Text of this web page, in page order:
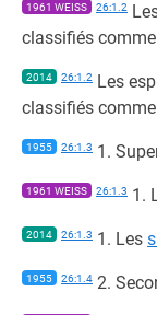
1961 WEISS 26:1.2
classifiés
2014 26:1.2 Les
classifiés
1955 26:1.3 1.
1961 WEISS 26:1.3 1.
2014 26:1.3 1. Les
1955 26:1.4 2.